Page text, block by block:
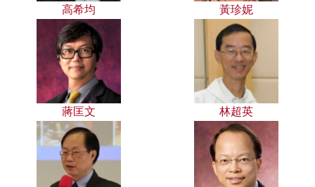
高希均 黃珍妮
蔣匡文 林超英